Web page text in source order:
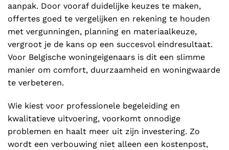
aanpak. Door vooraf duidelijke keuzes te maken,
offertes goed te vergelijken en rekening te houden
met vergunningen, planning en materiaalkeuze,
vergroot je de kans op een succesvol eindresultaat.
Voor Belgische woningeigenaars is dit een slimme
manier om comfort, duurzaamheid en woningwaarde
te verbeteren.
Wie kiest voor professionele begeleiding en
kwalitatieve uitvoering, voorkomt onnodige
problemen en haalt meer uit zijn investering. Zo
wordt een verbouwing niet alleen een kostenpost,